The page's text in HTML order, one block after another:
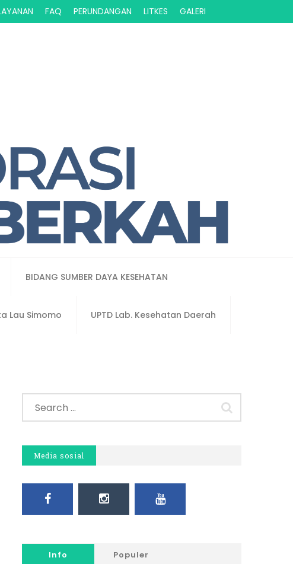
FAQ PERUNDANGAN LITKES GALERI
BIDANG SUMBER DAYA KESEHATAN
Lau Simomo UPTD Lab. Kesehatan Daerah
Media sosial
Info Populer